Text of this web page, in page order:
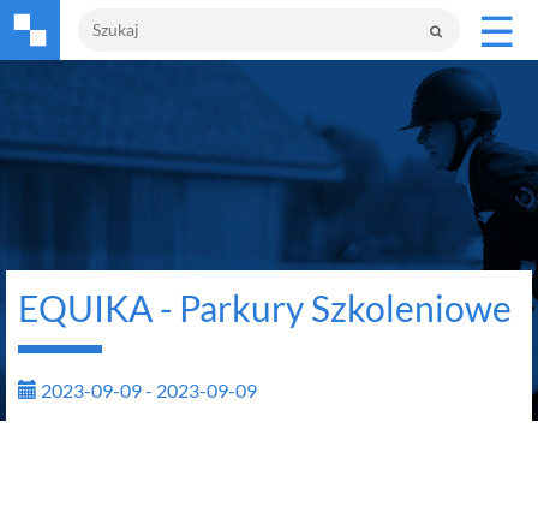
☰
EQUIKA - Parkury Szkoleniowe
2023-09-09 - 2023-09-09